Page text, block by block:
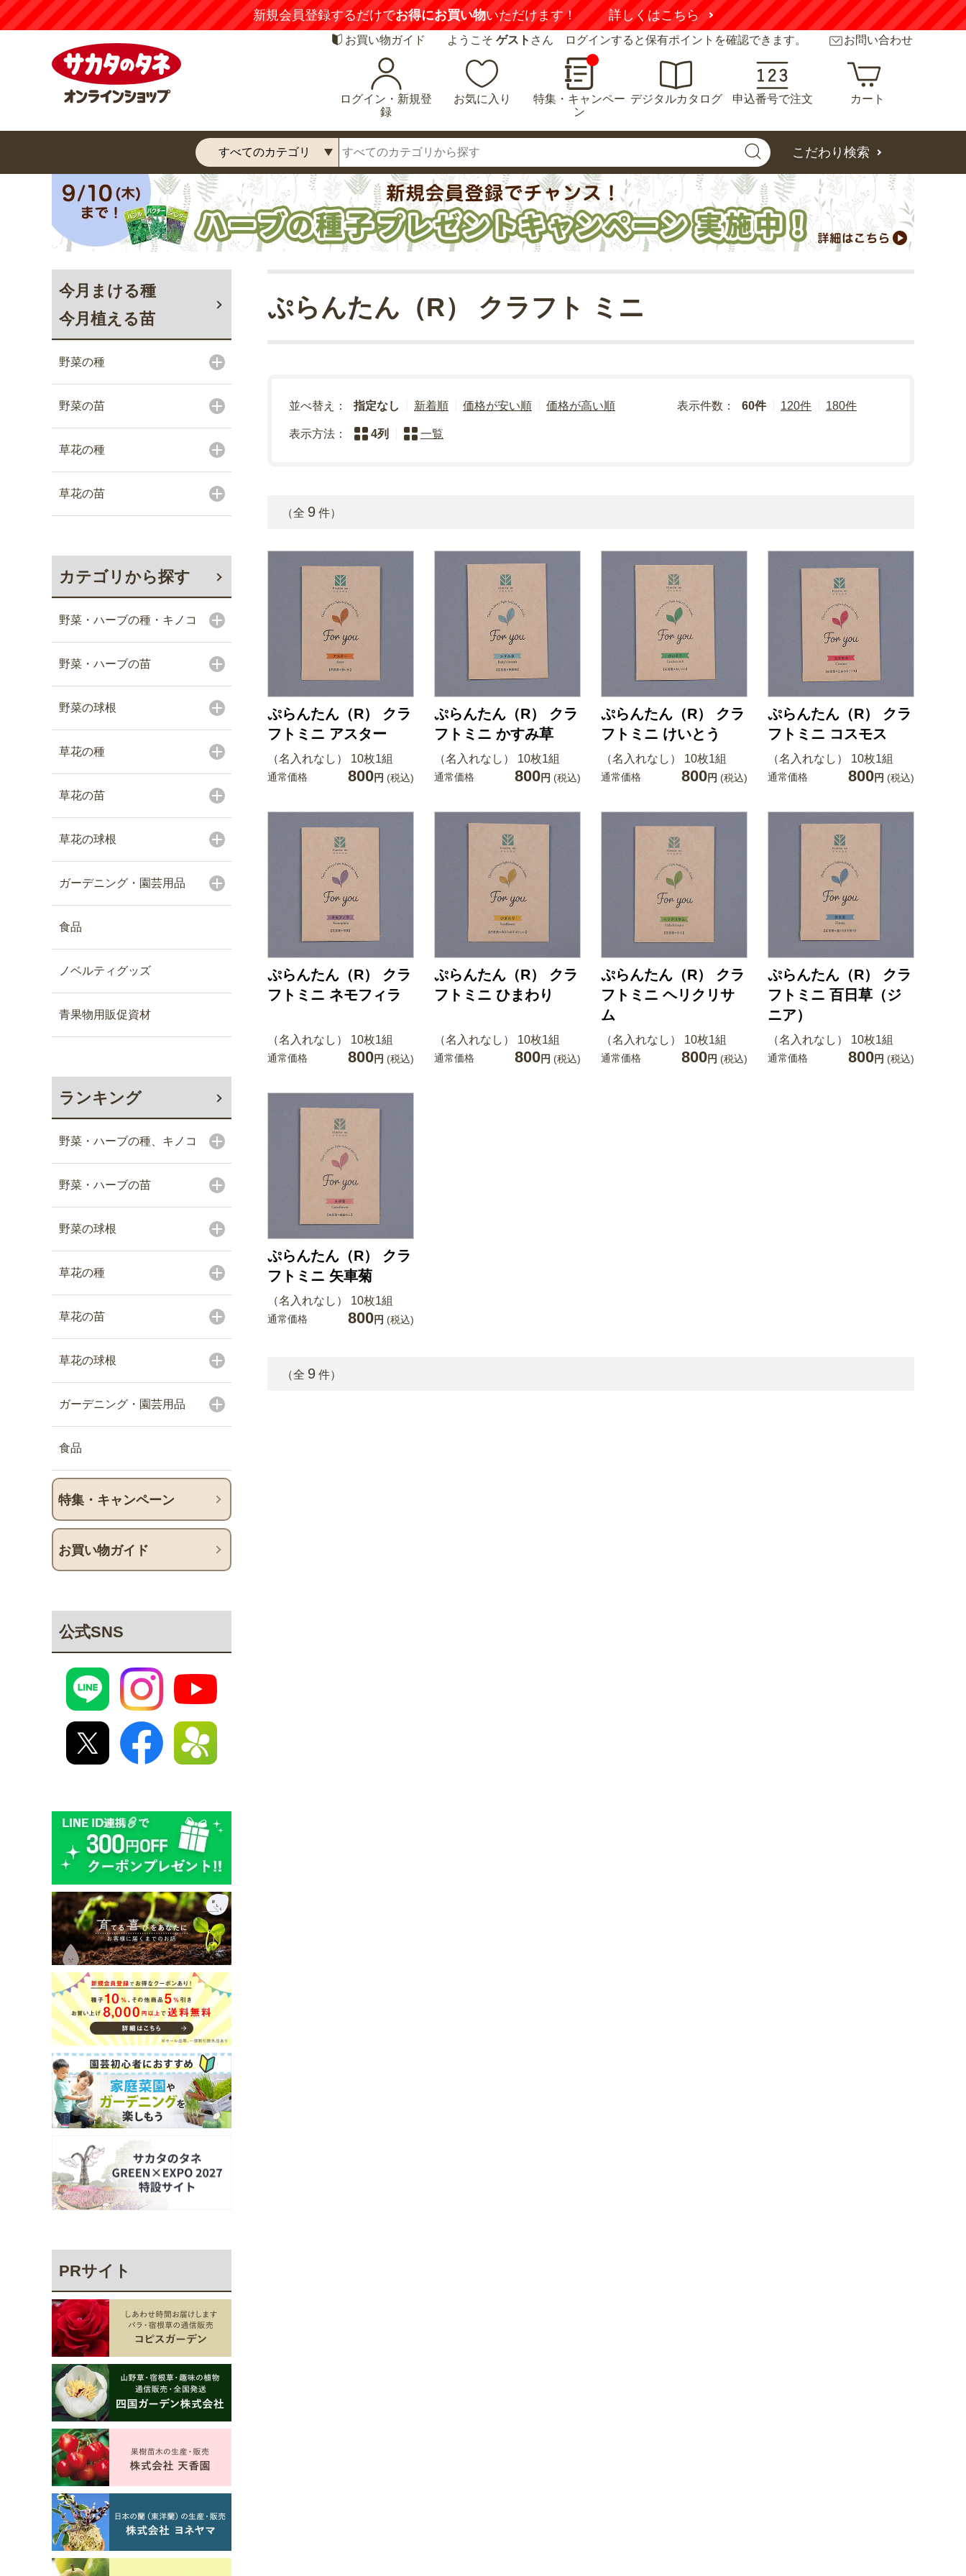
新規会員登録するだけでお得にお買い物いただけます！ 詳しくはこちら
お買い物ガイド ようこそ ゲスト さん ログインすると保有ポイントを確認できます。 お問い合わせ
ログイン・新規登
録
お気に入り
特集・キャンペー
ン
デジタルカタログ 申込番号で注文 カート
こだわり検索
今月まける種
今月植える苗
野菜の種
野菜の苗
草花の種
草花の苗
カテゴリから探す
野菜・ハーブの種・キノコ
野菜・ハーブの苗
野菜の球根
草花の種
草花の苗
草花の球根
ガーデニング・園芸用品
食品
ノベルティグッズ
青果物用販促資材
ランキング
野菜・ハーブの種、キノコ
野菜・ハーブの苗
野菜の球根
草花の種
草花の苗
草花の球根
ガーデニング・園芸用品
食品
特集・キャンペーン
お買い物ガイド
公式SNS
PRサイト
ぷらんたん（R） クラフト ミニ
並べ替え： 指定なし 新着順 価格が安い順 価格が高い順 表示件数： 60件 120件 180件
表示方法： 4列 一覧
（全 9 件）
ぷらんたん（R） クラ
フトミニ アスター
（名入れなし） 10枚1組
通常価格 800円 (税込)
ぷらんたん（R） クラ
フトミニ かすみ草
（名入れなし） 10枚1組
通常価格 800円 (税込)
ぷらんたん（R） クラ
フトミニ けいとう
（名入れなし） 10枚1組
通常価格 800円 (税込)
ぷらんたん（R） クラ
フトミニ コスモス
（名入れなし） 10枚1組
通常価格 800円 (税込)
ぷらんたん（R） クラ
フトミニ ネモフィラ
（名入れなし） 10枚1組
通常価格 800円 (税込)
ぷらんたん（R） クラ
フトミニ ひまわり
（名入れなし） 10枚1組
通常価格 800円 (税込)
ぷらんたん（R） クラ
フトミニ ヘリクリサ
ム
（名入れなし） 10枚1組
通常価格 800円 (税込)
ぷらんたん（R） クラ
フトミニ 百日草（ジ
ニア）
（名入れなし） 10枚1組
通常価格 800円 (税込)
ぷらんたん（R） クラ
フトミニ 矢車菊
（名入れなし） 10枚1組
通常価格 800円 (税込)
（全 9 件）